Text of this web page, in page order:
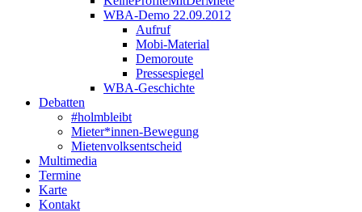
WBA-Demo 22.09.2012
Aufruf
Mobi-Material
Demoroute
Pressespiegel
WBA-Geschichte
Debatten
#holmbleibt
Mieter*innen-Bewegung
Mietenvolksentscheid
Multimedia
Termine
Karte
Kontakt